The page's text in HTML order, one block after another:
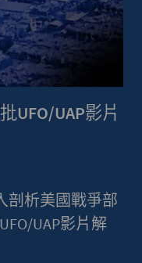
UFO/UAP影片
剖析美國戰爭部
UAP影片解